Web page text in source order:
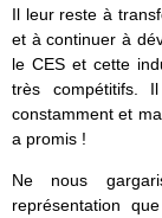
Il leur reste à
et à continuer à
le CES et cette
très compétitifs.
constamment et
a promis !
Ne nous
représentation